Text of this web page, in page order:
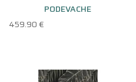
PODEVACHE
459.90€